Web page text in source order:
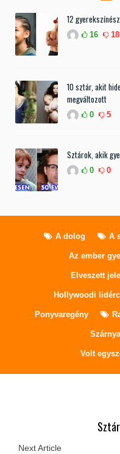
12
16 18
10 sztár, akit
megváltozott
0 5
Sztárok, akik
0 0
A dolog A
Az ember
Elveszett
Hollywoodi
Ponyvaregény
Volt
Next Article